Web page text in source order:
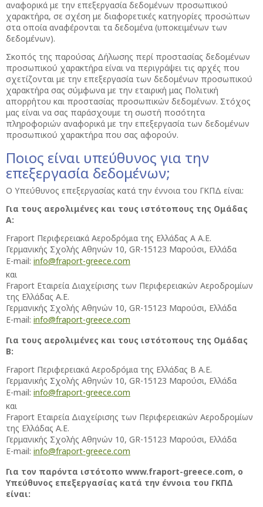
αναφορικά με την επεξεργασία δεδομένων προσωπικού
χαρακτήρα, σε σχέση με διαφορετικές κατηγορίες προσώπων
στα οποία αναφέρονται τα δεδομένα (υποκειμένων των
δεδομένων).
Σκοπός της παρούσας Δήλωσης περί προστασίας δεδομένων
προσωπικού χαρακτήρα είναι να περιγράψει τις αρχές που
σχετίζονται με την επεξεργασία των δεδομένων προσωπικού
χαρακτήρα σας σύμφωνα με την εταιρική μας Πολιτική
απορρήτου και προστασίας προσωπικών δεδομένων. Στόχος
μας είναι να σας παράσχουμε τη σωστή ποσότητα
πληροφοριών αναφορικά με την επεξεργασία των δεδομένων
προσωπικού χαρακτήρα που σας αφορούν.
Ποιος είναι υπεύθυνος για την
επεξεργασία δεδομένων;
Ο Υπεύθυνος επεξεργασίας κατά την έννοια του ΓΚΠΔ είναι:
Για τους αερολιμένες και τους ιστότοπους της Ομάδας
Α:
Fraport Περιφερειακά Αεροδρόμια της Ελλάδας Α Α.Ε.
Γερμανικής Σχολής Αθηνών 10, GR-15123 Μαρούσι, Ελλάδα
E-mail: info@fraport-greece.com
και
Fraport Εταιρεία Διαχείρισης των Περιφερειακών Αεροδρομίων
της Ελλάδας Α.Ε.
Γερμανικής Σχολής Αθηνών 10, GR-15123 Μαρούσι, Ελλάδα
E-mail: info@fraport-greece.com
Για τους αερολιμένες και τους ιστότοπους της Ομάδας
Β:
Fraport Περιφερειακά Αεροδρόμια της Ελλάδας Β Α.Ε.
Γερμανικής Σχολής Αθηνών 10, GR-15123 Μαρούσι, Ελλάδα
E-mail: info@fraport-greece.com
και
Fraport Εταιρεία Διαχείρισης των Περιφερειακών Αεροδρομίων
της Ελλάδας Α.Ε.
Γερμανικής Σχολής Αθηνών 10, GR-15123 Μαρούσι, Ελλάδα
E-mail: info@fraport-greece.com
Για τον παρόντα ιστότοπο www.fraport-greece.com, ο
Υπεύθυνος επεξεργασίας κατά την έννοια του ΓΚΠΔ
είναι: